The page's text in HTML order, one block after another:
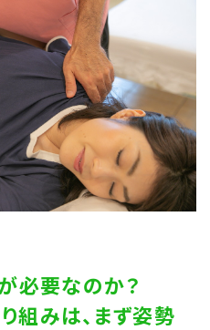
必要なのか？
組みは、まず姿勢